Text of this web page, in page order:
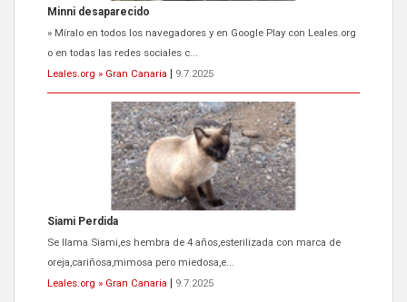
Siami Perdida
Se llama Siami,es hembra de 4 años,esterilizada con marca de
oreja,cariñosa,mimosa pero miedosa,e...
Leales.org » Gran Canaria
9.7.2025
ADOPCIÓN URGENTE GATA TEROR GRAN CANARIA
El ayuntamiento se va a llevar a Los Gatos callejeros de la zona los
próximos días, ella incluida...
Leales.org » Gran Canaria
9.7.2025